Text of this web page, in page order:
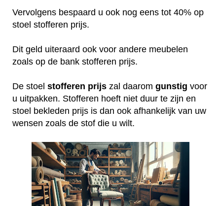
Vervolgens bespaard u ook nog eens tot 40% op
stoel stofferen prijs.
Dit geld uiteraard ook voor andere meubelen
zoals op de bank stofferen prijs.
De stoel stofferen prijs zal daarom gunstig voor
u uitpakken. Stofferen hoeft niet duur te zijn en
stoel bekleden prijs is dan ook afhankelijk van uw
wensen zoals de stof die u wilt.